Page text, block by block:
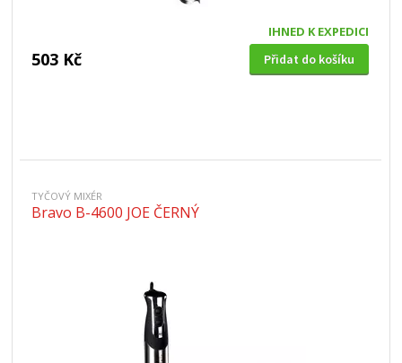
IHNED K EXPEDICI
503 Kč Přidat do košíku
TYČOVÝ MIXÉR
Bravo B-4600 JOE ČERNÝ